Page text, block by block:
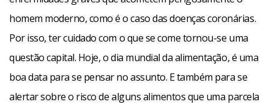
prato como um dos principais em seu cardápio.
Três peixes foram analisados naquelas mostras, o salmão
(o de maior prevalência), originário do Chile, o atum e o
robalo, estes do Brasil mesmo. O produto foi analisado três
vezes para evitar qualquer dúvida.
homem moderno, como é o caso das doenças coronárias.
Por isso, ter cuidado com o que se come tornou-se uma
questão capital. Hoje, o dia mundial da alimentação, é uma
boa data para se pensar no assunto. E também para se
alertar sobre o risco de alguns alimentos que uma parcela